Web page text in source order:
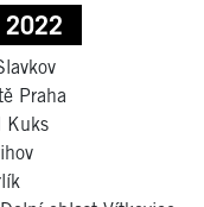
2022
Praha
Kuks